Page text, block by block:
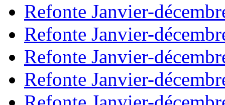
Refonte Janvier-
Refonte Janvier-
Refonte Janvier-
Refonte Janvier-